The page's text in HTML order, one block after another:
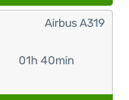
01h 40min
Airbus A319